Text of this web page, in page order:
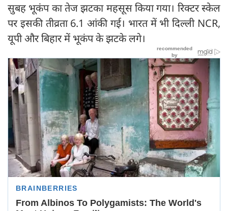
सुबह भूकंप का तेज झटका महसूस किया गया। रिक्टर स्केल
पर इसकी तीव्रता 6.1 आंकी गई। भारत में भी दिल्ली NCR,
यूपी और बिहार में भूकंप के झटके लगे।